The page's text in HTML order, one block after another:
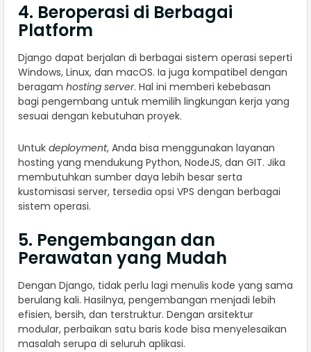
4. Beroperasi di Berbagai
Platform
Django dapat berjalan di berbagai sistem operasi seperti
Windows, Linux, dan macOS. Ia juga kompatibel dengan
beragam hosting server. Hal ini memberi kebebasan
bagi pengembang untuk memilih lingkungan kerja yang
sesuai dengan kebutuhan proyek.
Untuk deployment, Anda bisa menggunakan layanan
hosting yang mendukung Python, NodeJS, dan GIT. Jika
membutuhkan sumber daya lebih besar serta
kustomisasi server, tersedia opsi VPS dengan berbagai
sistem operasi.
5. Pengembangan dan
Perawatan yang Mudah
Dengan Django, tidak perlu lagi menulis kode yang sama
berulang kali. Hasilnya, pengembangan menjadi lebih
efisien, bersih, dan terstruktur. Dengan arsitektur
modular, perbaikan satu baris kode bisa menyelesaikan
masalah serupa di seluruh aplikasi.